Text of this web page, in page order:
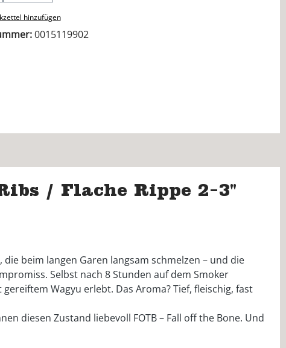
hinzufügen
0015119902
/ Flache Rippe 2-3"
beim langen Garen langsam schmelzen – und die
Selbst nach 8 Stunden auf dem Smoker
Wagyu erlebt. Das Aroma? Tief, fleischig, fast
diesen Zustand liebevoll FOTB – Fall off the Bone. Und